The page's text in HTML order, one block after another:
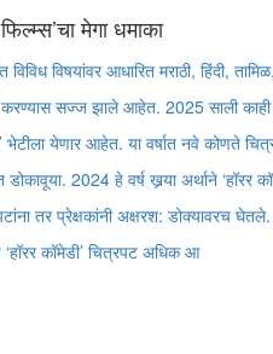
मेगा धमाका
विविध विषयांवर आधारित मराठी, हिंदी,
सज्ज झाले आहेत. 2025 साली काही
भेटीला येणार आहेत. या वर्षात नवे कोणते
2024 हे वर्ष खर्‍या अर्थाने ‘हॉरर
तर प्रेक्षकांनी अक्षरश: डोक्यावरच घेतले.
कॉमेडी’ चित्रपट अधिक आ